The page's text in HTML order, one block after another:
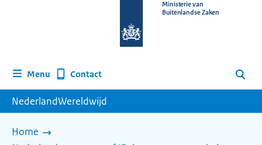
homepage
Ministerie van
Buitenlandse Zaken
Menu Contact Zoeken
NederlandWereldwijd
Home